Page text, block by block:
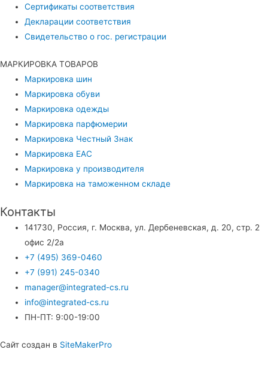
Сертификаты соответствия
Декларации соответствия
Свидетельство о гос. регистрации
МАРКИРОВКА ТОВАРОВ
Маркировка шин
Маркировка обуви
Маркировка одежды
Маркировка парфюмерии
Маркировка Честный Знак
Маркировка EAC
Маркировка у производителя
Маркировка на таможенном складе
Контакты
141730, Россия, г. Москва, ул. Дербеневская, д. 20, стр. 2
офис 2/2а
+7 (495) 369-0460
+7 (991) 245-0340
manager@integrated-cs.ru
info@integrated-cs.ru
ПН-ПТ: 9:00-19:00
Сайт создан в SiteMakerPro